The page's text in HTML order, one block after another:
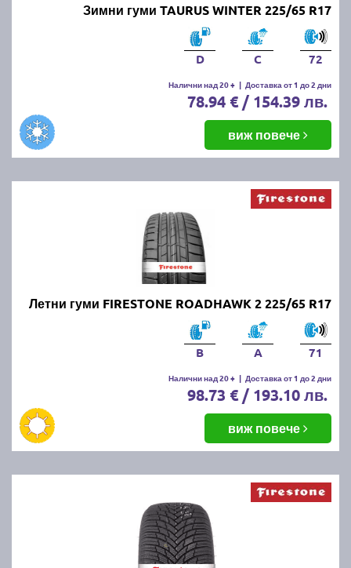
Зимни гуми TAURUS WINTER 225/65 R17
D C 72
Налични над 20 + | Доставка от 1 до 2 дни
78.94 € / 154.39 лв.
виж повече
Летни гуми FIRESTONE ROADHAWK 2 225/65 R17
B A 71
Налични над 20 + | Доставка от 1 до 2 дни
98.73 € / 193.10 лв.
виж повече